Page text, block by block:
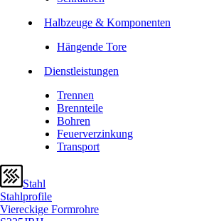
Halbzeuge & Komponenten
Hängende Tore
Dienstleistungen
Trennen
Brennteile
Bohren
Feuerverzinkung
Transport
Stahl
Stahlprofile
Viereckige Formrohre